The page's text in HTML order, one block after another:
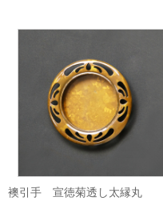
襖引手 宣徳菊透し太縁丸